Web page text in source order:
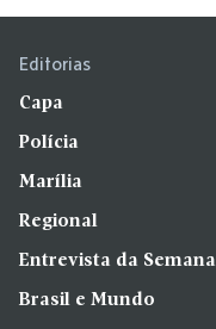
Editorias
Capa
Polícia
Marília
Regional
Entrevista da Semana
Brasil e Mundo